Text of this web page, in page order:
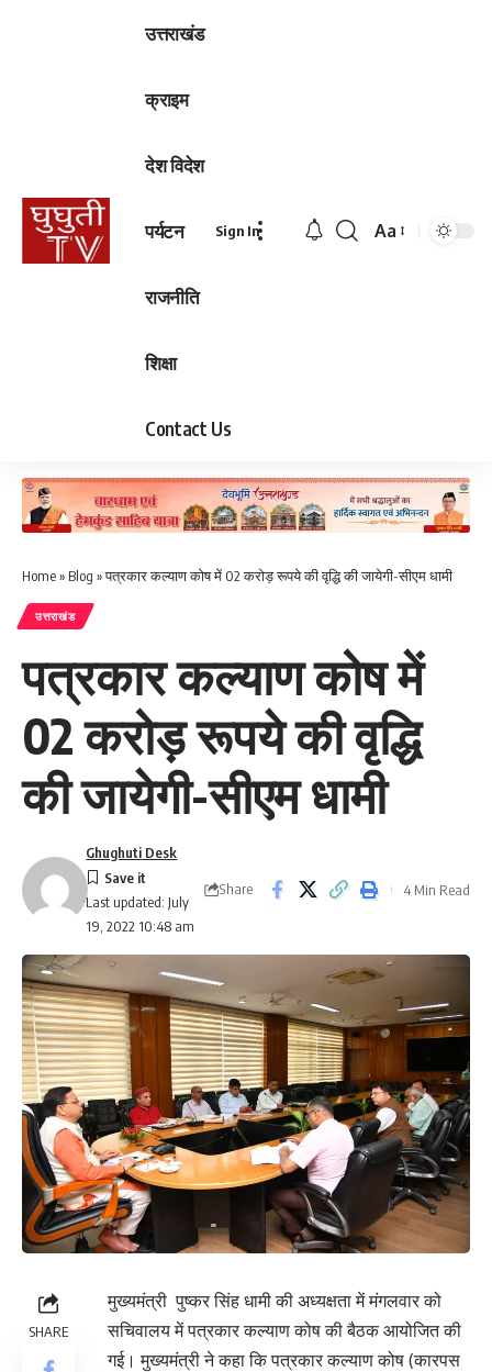
उत्तराखंड
क्राइम
देश विदेश
पर्यटन
राजनीति
शिक्षा
Contact Us
Sign In
Font
Aa
Home» Blog »पत्रकार कल्याण कोष में 02 करोड़ रूपये की वृद्धि की जायेगी-सीएम धामी
उत्तराखंड
पत्रकार कल्याण कोष में
02 करोड़ रूपये की वृद्धि
की जायेगी-सीएम धामी
Last updated: July
19, 2022 10:48 am
Ghughuti Desk
Share 4 Min Read
SHARE
मुख्यमंत्री पुष्कर सिंह धामी की अध्यक्षता में मंगलवार को
सचिवालय में पत्रकार कल्याण कोष की बैठक आयोजित की
गई। मुख्यमंत्री ने कहा कि पत्रकार कल्याण कोष (कारपस